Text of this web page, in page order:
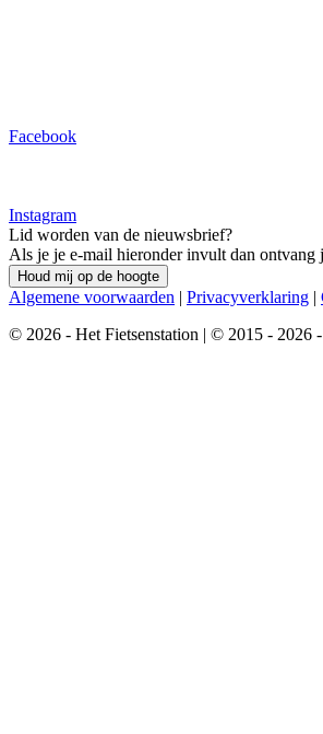
Facebook
Instagram
Lid worden van de nieuwsbrief?
Als je je e-mail hieronder invult dan ontvang
Houd mij op de hoogte
Algemene voorwaarden | Privacyverklaring |
© 2026 - Het Fietsenstation | © 2015 - 2026 -